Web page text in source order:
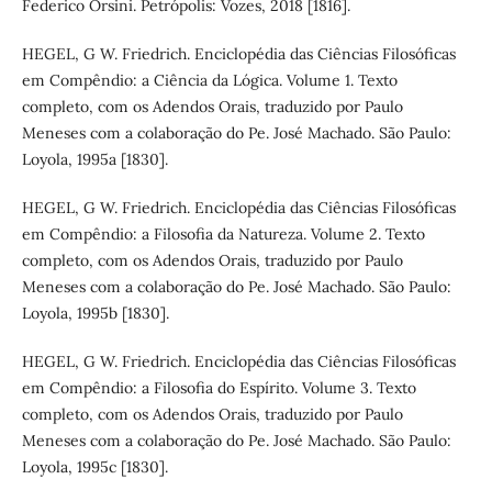
Federico Orsini. Petrópolis: Vozes, 2018 [1816].
HEGEL, G W. Friedrich. Enciclopédia das Ciências Filosóficas
em Compêndio: a Ciência da Lógica. Volume 1. Texto
completo, com os Adendos Orais, traduzido por Paulo
Meneses com a colaboração do Pe. José Machado. São Paulo:
Loyola, 1995a [1830].
HEGEL, G W. Friedrich. Enciclopédia das Ciências Filosóficas
em Compêndio: a Filosofia da Natureza. Volume 2. Texto
completo, com os Adendos Orais, traduzido por Paulo
Meneses com a colaboração do Pe. José Machado. São Paulo:
Loyola, 1995b [1830].
HEGEL, G W. Friedrich. Enciclopédia das Ciências Filosóficas
em Compêndio: a Filosofia do Espírito. Volume 3. Texto
completo, com os Adendos Orais, traduzido por Paulo
Meneses com a colaboração do Pe. José Machado. São Paulo:
Loyola, 1995c [1830].